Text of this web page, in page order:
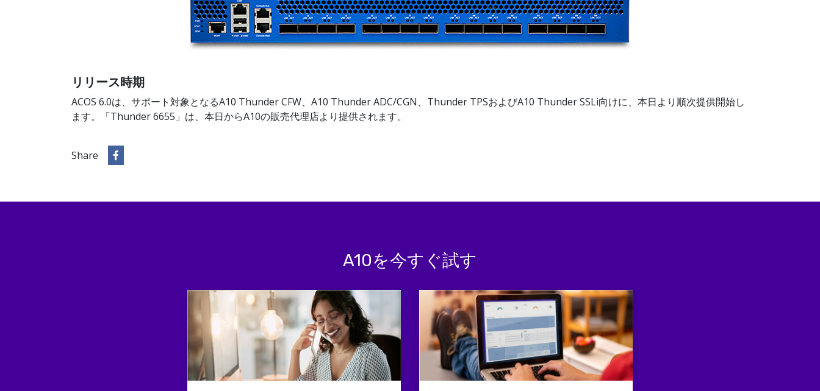
リリース時期
ACOS 6.0は、サポート対象となるA10 Thunder CFW、A10 Thunder ADC/CGN、Thunder TPSおよびA10 Thunder SSLi向けに、本日より順次提供開始し
ます。「Thunder 6655」は、本日からA10の販売代理店より提供されます。
Share
A10を今すぐ試す